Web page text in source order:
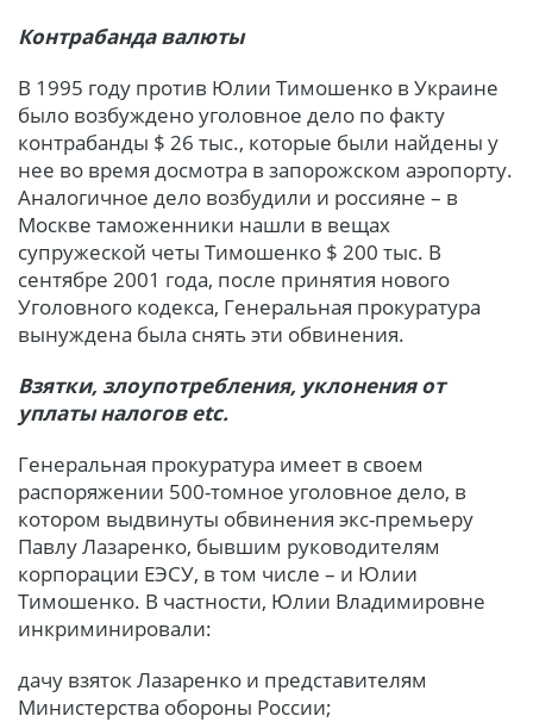
Контрабанда валюты
В 1995 году против Юлии Тимошенко в Украине
было возбуждено уголовное дело по факту
контрабанды $ 26 тыс., которые были найдены у
нее во время досмотра в запорожском аэропорту.
Аналогичное дело возбудили и россияне – в
Москве таможенники нашли в вещах
супружеской четы Тимошенко $ 200 тыс. В
сентябре 2001 года, после принятия нового
Уголовного кодекса, Генеральная прокуратура
вынуждена была снять эти обвинения.
Взятки, злоупотребления, уклонения от
уплаты налогов etc.
Генеральная прокуратура имеет в своем
распоряжении 500-томное уголовное дело, в
котором выдвинуты обвинения экс-премьеру
Павлу Лазаренко, бывшим руководителям
корпорации ЕЭСУ, в том числе – и Юлии
Тимошенко. В частности, Юлии Владимировне
инкриминировали:
дачу взяток Лазаренко и представителям
Министерства обороны России;